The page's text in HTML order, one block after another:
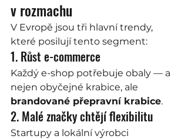
v rozmachu
V Evropě jsou tři hlavní trendy,
které posilují tento segment:
1. Růst e-commerce
Každý e-shop potřebuje obaly — a
nejen obyčejné krabice, ale
brandované přepravní krabice.
2. Malé značky chtějí flexibilitu
Startupy a lokální výrobci